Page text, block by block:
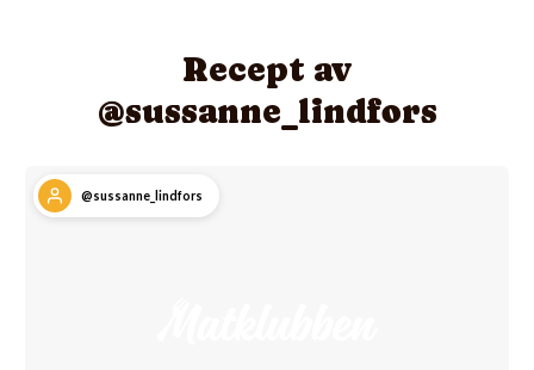
Recept av
@sussanne_lindfors
@sussanne_lindfors